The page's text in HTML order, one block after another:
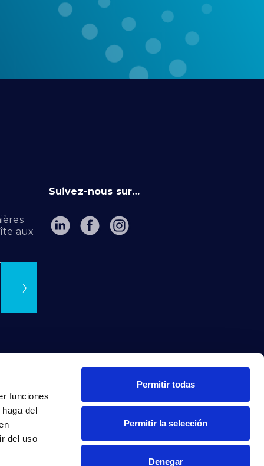
funciones
del
del uso
Permitir todas
Permitir la selección
Denegar
aux
Suivez-nous sur…